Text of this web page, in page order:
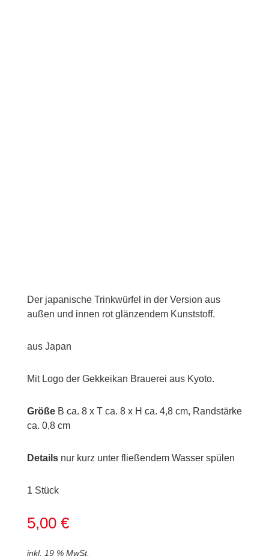
Der japanische Trinkwürfel in der Version aus
außen und innen rot glänzendem Kunststoff.
aus Japan
Mit Logo der Gekkeikan Brauerei aus Kyoto.
Größe B ca. 8 x T ca. 8 x H ca. 4,8 cm, Randstärke
ca. 0,8 cm
Detailsnur kurz unter fließendem Wasser spülen
1 Stück
5,00 €
inkl. 19 % MwSt.